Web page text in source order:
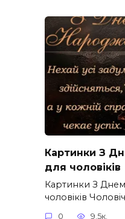
Картинки З
для чоловіків​
Картинки З
чоловіків​
0 9.5к.